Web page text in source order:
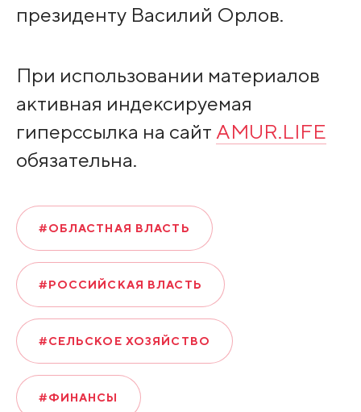
президенту Василий Орлов.
При использовании материалов
активная индексируемая
гиперссылка на сайт AMUR.LIFE
обязательна.
#ОБЛАСТНАЯ ВЛАСТЬ
#РОССИЙСКАЯ ВЛАСТЬ
#СЕЛЬСКОЕ ХОЗЯЙСТВО
#ФИНАНСЫ